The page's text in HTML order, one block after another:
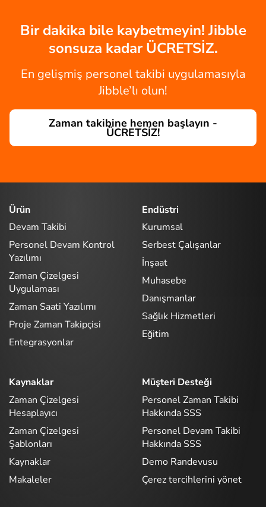
Bir dakika bile kaybetmeyin! Jibble
sonsuza kadar ÜCRETSİZ.
En gelişmiş personel takibi uygulamasıyla
Jibble’lı olun!
Zaman takibine hemen başlayın -
ÜCRETSİZ!
Ürün
Devam Takibi
Personel Devam Kontrol
Yazılımı
Zaman Çizelgesi
Uygulaması
Zaman Saati Yazılımı
Proje Zaman Takipçisi
Entegrasyonlar
Endüstri
Kurumsal
Serbest Çalışanlar
İnşaat
Muhasebe
Danışmanlar
Sağlık Hizmetleri
Eğitim
Kaynaklar
Zaman Çizelgesi
Hesaplayıcı
Zaman Çizelgesi
Şablonları
Kaynaklar
Makaleler
Müşteri Desteği
Personel Zaman Takibi
Hakkında SSS
Personel Devam Takibi
Hakkında SSS
Demo Randevusu
Çerez tercihlerini yönet